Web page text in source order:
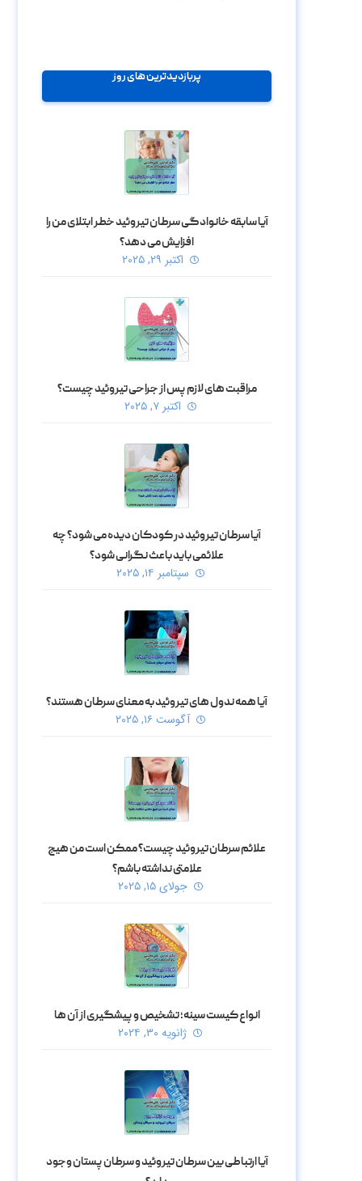
پربازدیدترین های روز
آیا سابقه خانوادگی سرطان تیروئید خطر ابتلای من را
افزایش می‌ دهد؟
اکتبر ۲۹, ۲۰۲۵
مراقبت‌ های لازم پس از جراحی تیروئید چیست؟
اکتبر ۷, ۲۰۲۵
آیا سرطان تیروئید در کودکان دیده می‌ شود؟ چه
علائمی باید باعث نگرانی شود؟
سپتامبر ۱۴, ۲۰۲۵
آیا همه ندول‌ های تیروئید به معنای سرطان هستند؟
آگوست ۱۶, ۲۰۲۵
علائم سرطان تیروئید چیست؟ ممکن است من هیچ
علامتی نداشته باشم؟
جولای ۱۵, ۲۰۲۵
انواع کیست سینه؛ تشخیص و پیشگیری از آن ها
ژانویه ۳۰, ۲۰۲۴
آیا ارتباطی بین سرطان تیروئید و سرطان پستان وجود